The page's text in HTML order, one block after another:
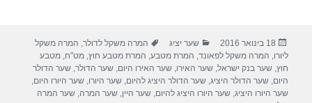
e
b
o
er
e
פורסם
בתאריך
18 בינואר 2016 קטגוריות
שער יציג תגיות
המרה משקל לדולר, המרה משקל
ליורו, המרה משקל לפאונד, המרת מטבע, המרת מטבע חוץ,מט"ח,מטבע
חוץ,שער בנק ישראל,שער האירו,שער האירו היום,שער הדולר,שער הדולר
היום,שער הדולר היציג,שער הדולר היציג להיום,שער היורו,שער היורו היום,
שער היורו היציג,שער היורו היציג להיום,שער היין,שער המרה,שער המרה